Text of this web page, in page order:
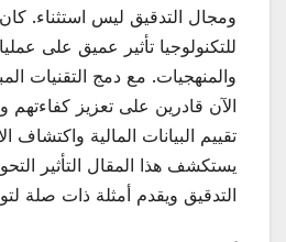
ومجال التدقيق ليس استثناء.
للتكنولوجيا تأثير عميق على
والمنهجيات. مع دمج التقنيات
الآن قادرين على تعزيز كفاءتهم
تقييم البيانات المالية واكتشاف
يستكشف هذا المقال التأثير
التدقيق ويقدم أمثلة ذات صلة